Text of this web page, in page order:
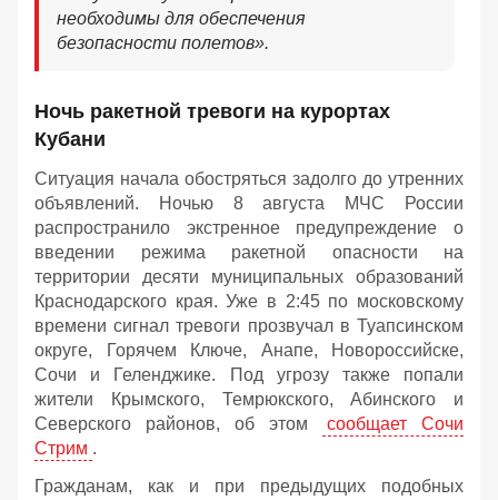
необходимы для обеспечения
безопасности полетов».
Ночь ракетной тревоги на курортах
Кубани
Ситуация начала обостряться задолго до утренних
объявлений. Ночью 8 августа МЧС России
распространило экстренное предупреждение о
введении режима ракетной опасности на
территории десяти муниципальных образований
Краснодарского края. Уже в 2:45 по московскому
времени сигнал тревоги прозвучал в Туапсинском
округе, Горячем Ключе, Анапе, Новороссийске,
Сочи и Геленджике. Под угрозу также попали
жители Крымского, Темрюкского, Абинского и
Северского районов, об этом
сообщает Сочи
Стрим .
Гражданам, как и при предыдущих подобных